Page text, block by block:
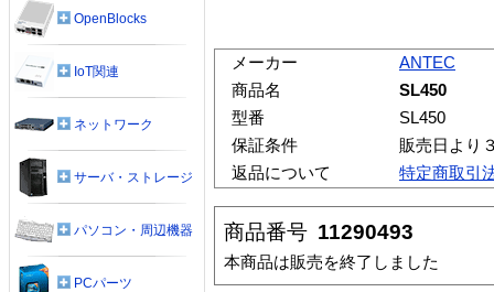
メーカー
ANTEC
商品名
SL450
型番
SL450
保証条件
販売日より
返品について
特定商取引
商品番号 11290493
本商品は販売を終了しました
OpenBlocks
IoT関連
ネットワーク
サーバ・ストレージ
パソコン・周辺機器
PCパーツ